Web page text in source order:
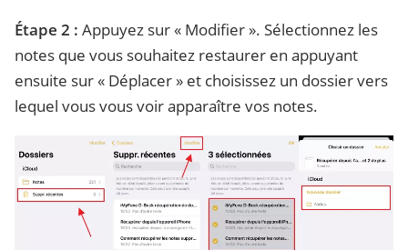
Étape 2 : Appuyez sur « Modifier ». Sélectionnez les
notes que vous souhaitez restaurer en appuyant
ensuite sur « Déplacer » et choisissez un dossier vers
lequel vous vous voir apparaître vos notes.